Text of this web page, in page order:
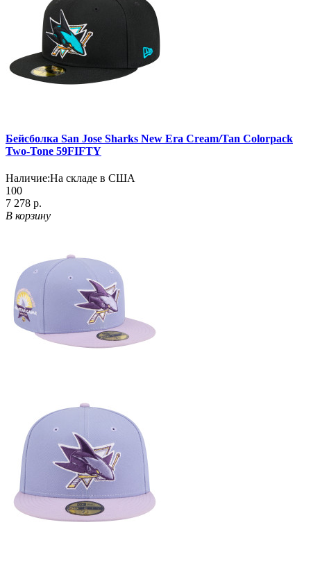
Бейсболка San Jose Sharks New Era Cream/Tan Colorpack
Two-Tone 59FIFTY
Наличие:На складе в США
100
7 278 р.
В корзину